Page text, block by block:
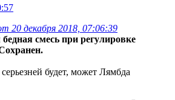
20 декабря 2018, 07:06:39
смесь при регулировке
будет, может Лямбда